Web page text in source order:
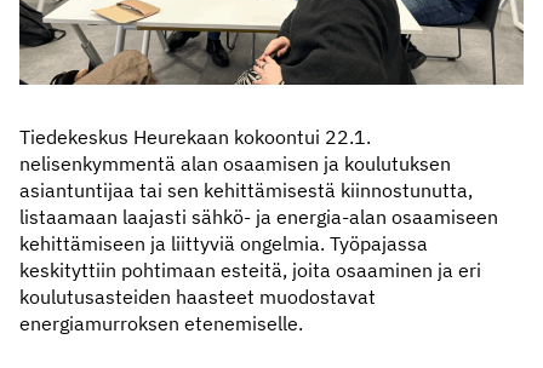
Tiedekeskus Heurekaan kokoontui 22.1.
nelisenkymmentä alan osaamisen ja koulutuksen
asiantuntijaa tai sen kehittämisestä kiinnostunutta,
listaamaan laajasti sähkö- ja energia-alan osaamiseen
kehittämiseen ja liittyviä ongelmia. Työpajassa
keskityttiin pohtimaan esteitä, joita osaaminen ja eri
koulutusasteiden haasteet muodostavat
energiamurroksen etenemiselle.